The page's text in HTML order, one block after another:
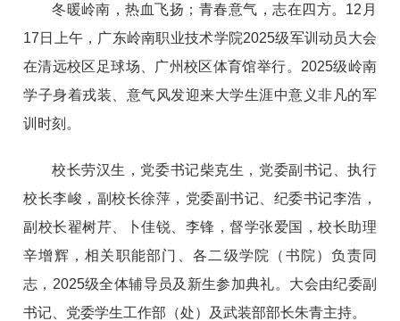
冬暖岭南，热血飞扬；青春意气，志在四方。12月
17日上午，广东岭南职业技术学院2025级军训动员大会
在清远校区足球场、广州校区体育馆举行。2025级岭南
学子身着戎装、意气风发迎来大学生涯中意义非凡的军
训时刻。
校长劳汉生，党委书记柴克生，党委副书记、执行
校长李峻，副校长徐萍，党委副书记、纪委书记李浩，
副校长翟树芹、卜佳锐、李锋，督学张爱国，校长助理
辛增辉，相关职能部门、各二级学院（书院）负责同
志，2025级全体辅导员及新生参加典礼。大会由纪委副
书记、党委学生工作部（处）及武装部部长朱青主持。